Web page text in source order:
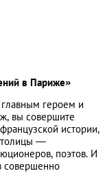
в Париже»
героем и
вы совершите
истории,
—
поэтов. И
совершенно